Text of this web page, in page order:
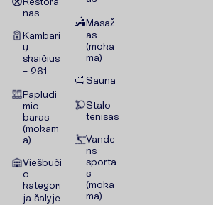
nas
Kambari
ų
skaičius
– 261
Paplūdi
mio
baras
(mokam
a)
Viešbuči
o
kategori
ja šalyje
Masaž
as
(moka
ma)
Sauna
Stalo
tenisas
Vande
ns
sporta
s
(moka
ma)